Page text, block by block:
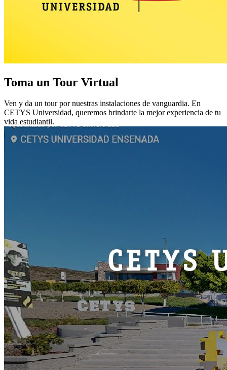
Toma un Tour Virtual
Ven y da un tour por nuestras instalaciones de vanguardia. En
CETYS Universidad, queremos brindarte la mejor experiencia de tu
vida estudiantil.